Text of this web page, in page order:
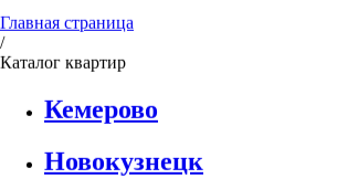
Главная страница
/
Каталог квартир
Кемерово
Новокузнецк